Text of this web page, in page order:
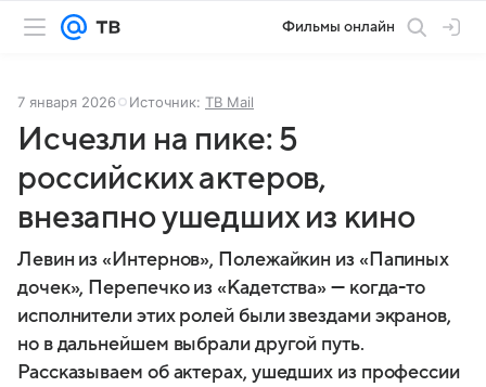
Фильмы онлайн
7 января 2026 Источник: ТВ Mail
Исчезли на пике: 5
российских актеров,
внезапно ушедших из кино
Левин из «Интернов», Полежайкин из «Папиных
дочек», Перепечко из «Кадетства» — когда-то
исполнители этих ролей были звездами экранов,
но в дальнейшем выбрали другой путь.
Рассказываем об актерах, ушедших из профессии